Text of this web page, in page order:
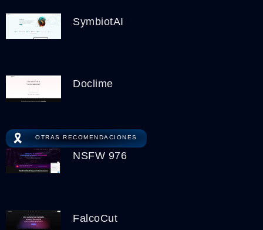
SymbiotAI
Doclime
🎗️ OTRAS RECOMENDACIONES
NSFW 976
FalcoCut